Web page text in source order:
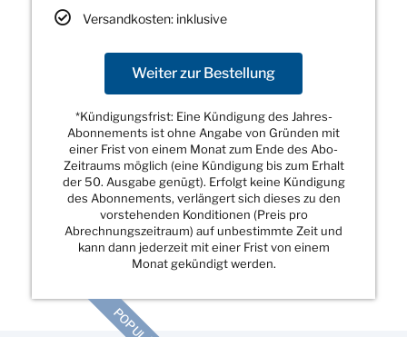
Versandkosten: inklusive
Weiter zur Bestellung
*Kündigungsfrist: Eine Kündigung des Jahres-
Abonnements ist ohne Angabe von Gründen mit
einer Frist von einem Monat zum Ende des Abo-
Zeitraums möglich (eine Kündigung bis zum Erhalt
der 50. Ausgabe genügt). Erfolgt keine Kündigung
des Abonnements, verlängert sich dieses zu den
vorstehenden Konditionen (Preis pro
Abrechnungszeitraum) auf unbestimmte Zeit und
kann dann jederzeit mit einer Frist von einem
Monat gekündigt werden.